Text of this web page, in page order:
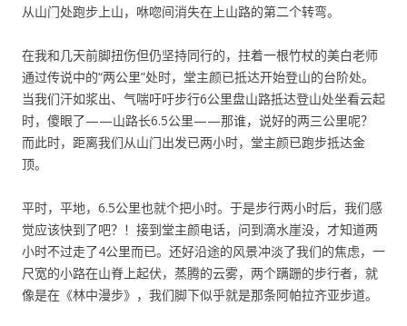
从山门处跑步上山，咻唿间消失在上山路的第二个转弯。
在我和几天前脚扭伤但仍坚持同行的，拄着一根竹杖的美白老师
通过传说中的“两公里”处时，堂主颜已抵达开始登山的台阶处。
当我们汗如浆出、气喘吁吁步行6公里盘山路抵达登山处坐看云起
时，傻眼了——山路长6.5公里——那谁，说好的两三公里呢？
而此时，距离我们从山门出发已两小时，堂主颜已跑步抵达金
顶。
平时，平地，6.5公里也就个把小时。于是步行两小时后，我们感
觉应该快到了吧？！接到堂主颜电话，问到滴水崖没，才知道两
小时不过走了4公里而已。还好沿途的风景冲淡了我们的焦虑，一
尺宽的小路在山脊上起伏，蒸腾的云雾，两个蹒跚的步行者，就
像是在《林中漫步》，我们脚下似乎就是那条阿帕拉齐亚步道。